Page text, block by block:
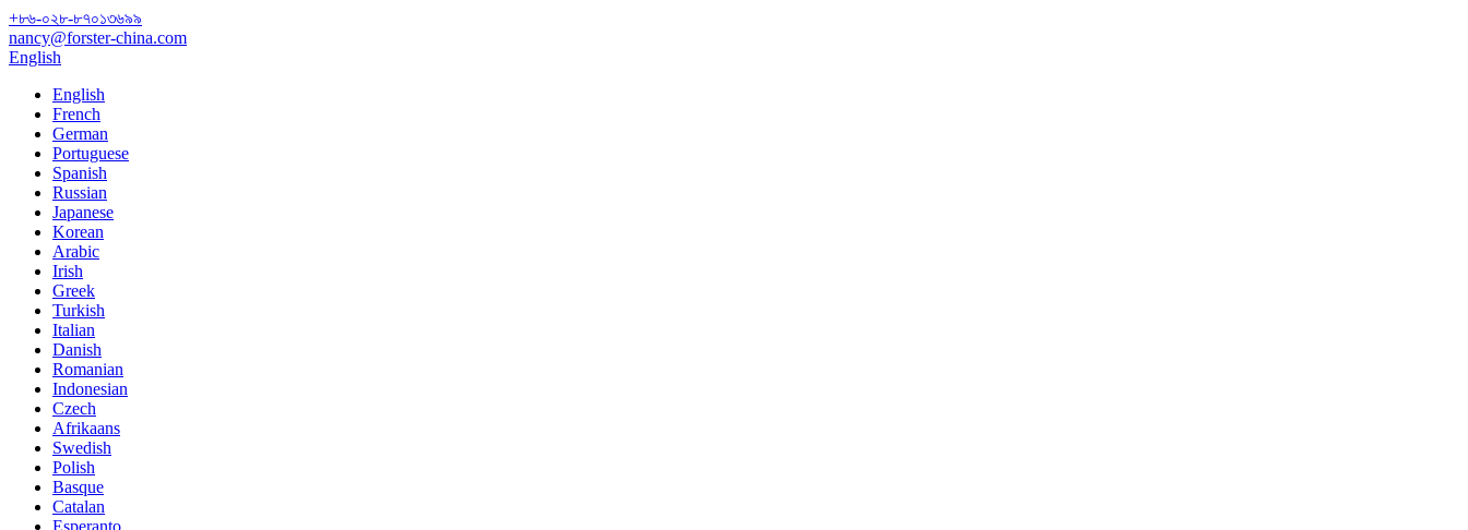
+৮৬-০২৮-৮৭০১৩৬৯৯
nancy@forster-china.com
English
English
French
German
Portuguese
Spanish
Russian
Japanese
Korean
Arabic
Irish
Greek
Turkish
Italian
Danish
Romanian
Indonesian
Czech
Afrikaans
Swedish
Polish
Basque
Catalan
Esperanto